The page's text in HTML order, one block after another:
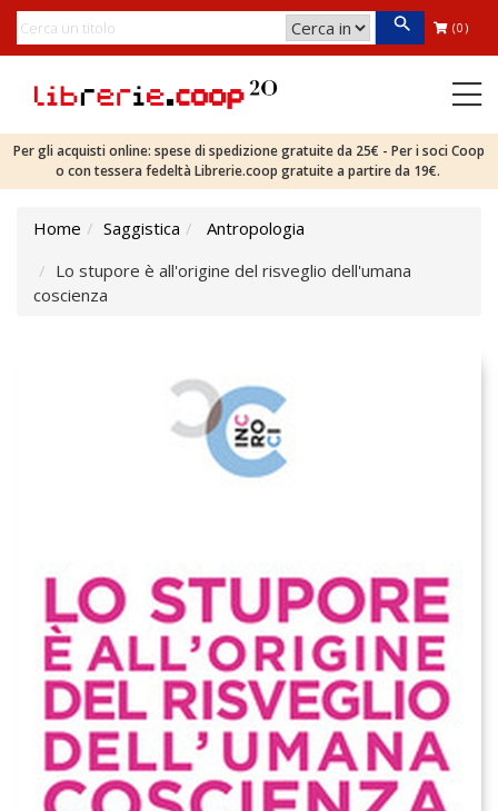
(0)
Per gli acquisti online: spese di spedizione gratuite da 25€ - Per i soci Coop
o con tessera fedeltà Librerie.coop gratuite a partire da 19€.
Home Saggistica
Antropologia
Lo stupore è all'origine del risveglio dell'umana
coscienza